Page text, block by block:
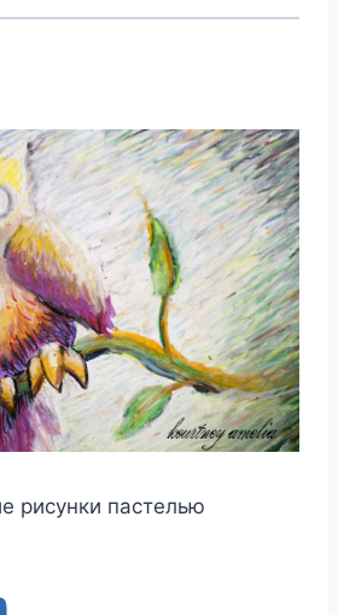
рисунки пастелью